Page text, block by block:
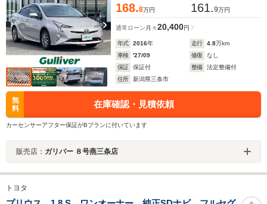
168.8万円 161.9万円
通常ローン 月々20,400円
年式 2016年 走行 4.8万km
車検
'27/09 修復
なし
保証
保証付 整備
法定整備付
住所
新潟県三条市
無
料
在庫確認・見積依頼
カーセンサーアフター保証がBプランに付いています
販売店： ガリバー ８号燕三条店
トヨタ